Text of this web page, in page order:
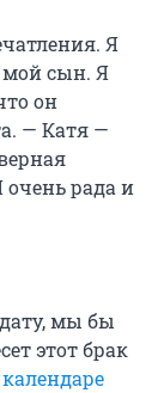
Я
мой сын. Я
он
— Катя —
рада и
мы бы
этот брак